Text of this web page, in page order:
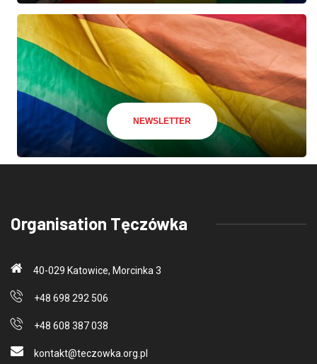
NEWSLETTER
Organisation Tęczówka
40-029 Katowice, Morcinka 3
+48 698 292 506
+48 608 387 038
kontakt@teczowka.org.pl